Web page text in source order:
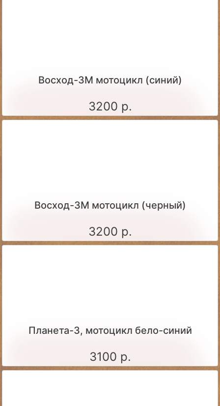
Восход-3М мотоцикл (синий)
3200 р.
Восход-3М мотоцикл (черный)
3200 р.
Планета-3, мотоцикл бело-синий
3100 р.